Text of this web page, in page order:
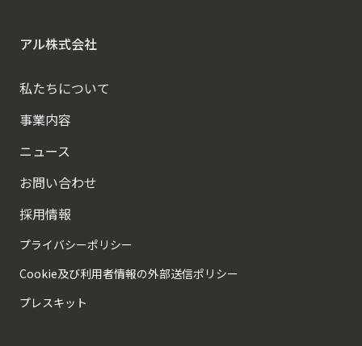
アル株式会社
私たちについて
事業内容
ニュース
お問い合わせ
採用情報
プライバシーポリシー
Cookie及び利用者情報の外部送信ポリシー
プレスキット